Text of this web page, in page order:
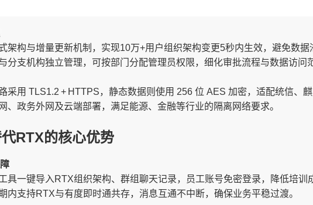
架构与增量更新机制，实现10万+用户组织架构变更5秒内生效，避免数据
分支机构独立管理，可按部门分配管理员权限，细化审批流程与数据访问
采用 TLS1.2 + HTTPS，静态数据则使用 256 位 AES 加密，适配统信、
、政务外网及云端部署，满足能源、金融等行业的隔离网络要求。
RTX的核心优势
具一键导入RTX组织架构、群组聊天记录，员工账号免密登录，降低培训
内支持RTX与有度即时通共存，消息互通不中断，确保业务平稳过渡。